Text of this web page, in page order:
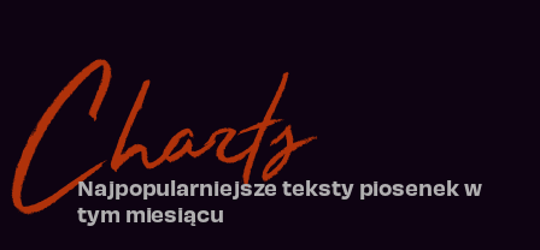
Charts
Najpopularniejsze teksty piosenek w
tym miesiącu